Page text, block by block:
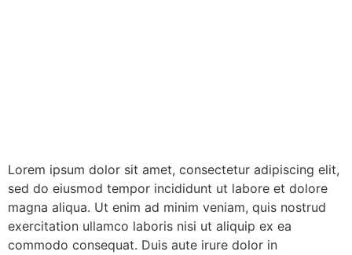
Lorem ipsum dolor sit amet, consectetur adipiscing elit,
sed do eiusmod tempor incididunt ut labore et dolore
magna aliqua. Ut enim ad minim veniam, quis nostrud
exercitation ullamco laboris nisi ut aliquip ex ea
commodo consequat. Duis aute irure dolor in